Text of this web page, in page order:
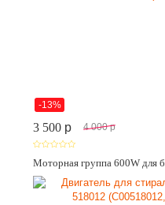
-13%
3 500 p 4 000 p
Моторная группа 600W для